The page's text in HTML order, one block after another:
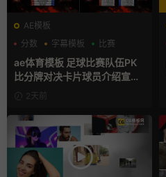
AE模板
分数
字幕模板 比赛
ae体育模板 足球比赛队伍PK
比分牌对决卡片球员介绍宣传
视频AE模板
2天前